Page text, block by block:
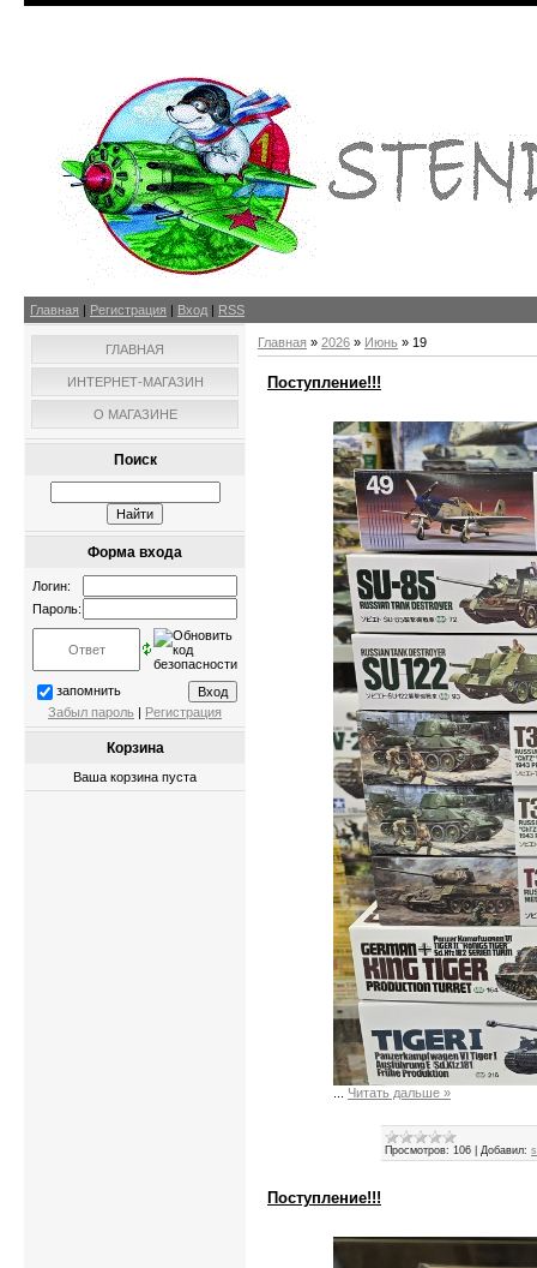
Главная | Регистрация | Вход | RSS
ГЛАВНАЯ
ИНТЕРНЕТ-МАГАЗИН
О МАГАЗИНЕ
Поиск
Форма входа
Логин:
Пароль:
запомнить
Забыл пароль | Регистрация
Корзина
Ваша корзина пуста
Главная » 2026 » Июнь » 19
Поступление!!!
Читать дальше »
Просмотров: 106 Добавил:
Поступление!!!